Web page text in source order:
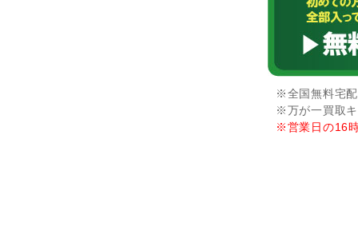
※全国無料宅
※万が一買取
※営業日の16